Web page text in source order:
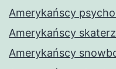
Amerykańscy
Amerykańscy
Amerykańscy